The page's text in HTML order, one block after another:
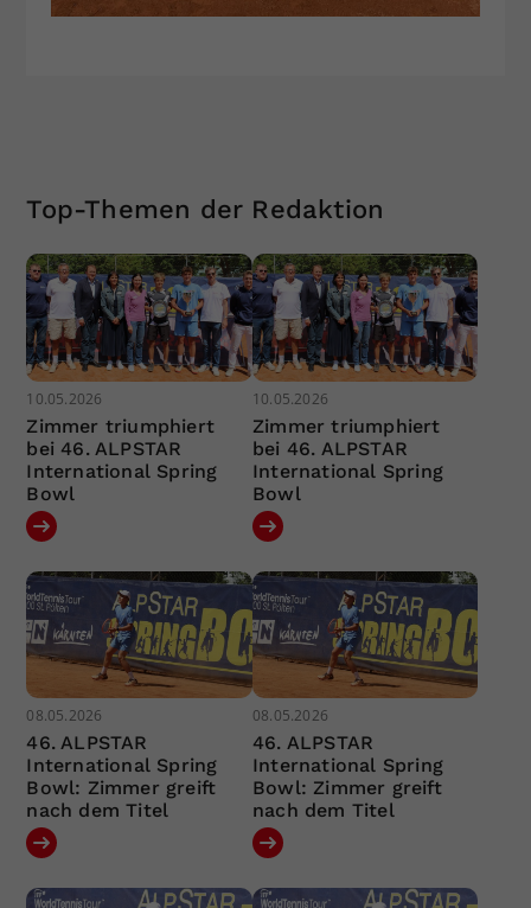
Top-Themen der Redaktion
10.05.2026
Zimmer triumphiert
bei 46. ALPSTAR
International Spring
Bowl
10.05.2026
Zimmer triumphiert
bei 46. ALPSTAR
International Spring
Bowl
08.05.2026
46. ALPSTAR
International Spring
Bowl: Zimmer greift
nach dem Titel
08.05.2026
46. ALPSTAR
International Spring
Bowl: Zimmer greift
nach dem Titel